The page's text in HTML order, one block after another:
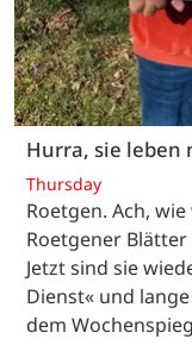
Hurra, sie leben
Thursday
Roetgen. Ach,
Roetgener
Jetzt sind sie
Dienst« und
dem